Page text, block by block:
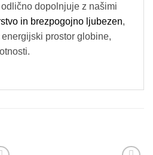
dopolnjuje z našimi
in brezpogojno ljubezen,
prostor globine,